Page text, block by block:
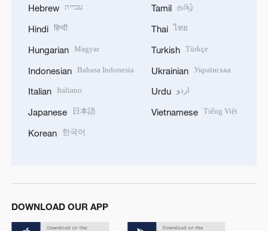
Hebrew עברית
Hindi हिन्दी
Hungarian Magyar
Indonesian Bahasa Indonesia
Italian Italiano
Japanese 日本語
Korean 한국어
Tamil தமிழ்
Thai ไทย
Turkish Türkçe
Ukrainian Українська
Urdu اردو
Vietnamese Tiếng Việt
DOWNLOAD OUR APP